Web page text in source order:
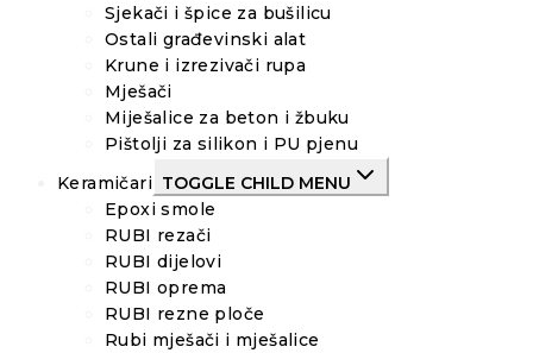
Sjekači i špice za bušilicu
Ostali građevinski alat
Krune i izrezivači rupa
Mješači
Miješalice za beton i žbuku
Pištolji za silikon i PU pjenu
Keramičari TOGGLE CHILD MENU
Epoxi smole
RUBI rezači
RUBI dijelovi
RUBI oprema
RUBI rezne ploče
Rubi mješači i mješalice